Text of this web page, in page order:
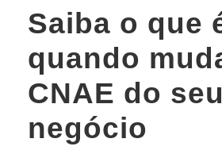
Saiba o que
quando
CNAE do seu
negócio